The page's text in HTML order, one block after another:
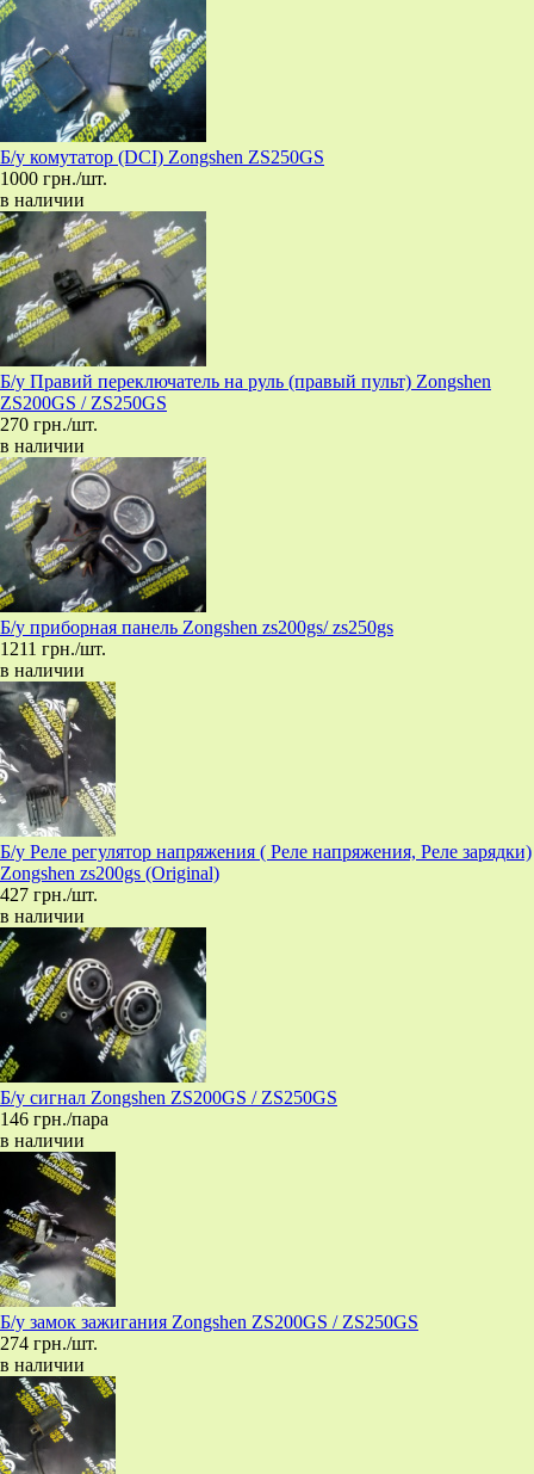
Б/у комутатор (DCI) Zongshen ZS250GS
1000 грн./шт.
в наличии
Б/у Правий переключатель на руль (правый пульт) Zongshen
ZS200GS / ZS250GS
270 грн./шт.
в наличии
Б/у приборная панель Zongshen zs200gs/ zs250gs
1211 грн./шт.
в наличии
Б/у Реле регулятор напряжения ( Реле напряжения, Реле зарядки)
Zongshen zs200gs (Original)
427 грн./шт.
в наличии
Б/у сигнал Zongshen ZS200GS / ZS250GS
146 грн./пара
в наличии
Б/у замок зажигания Zongshen ZS200GS / ZS250GS
274 грн./шт.
в наличии